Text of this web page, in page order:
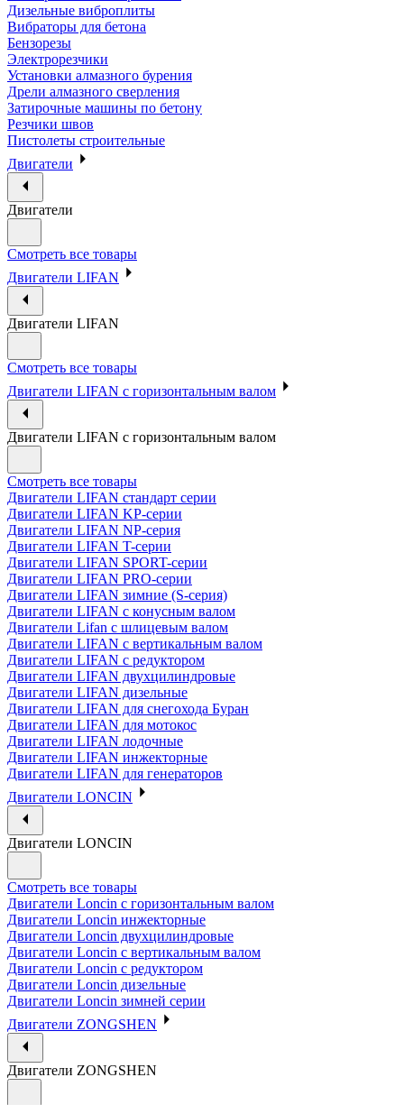
Дизельные виброплиты
Вибраторы для бетона
Бензорезы
Электрорезчики
Установки алмазного бурения
Дрели алмазного сверления
Затирочные машины по бетону
Резчики швов
Пистолеты строительные
Двигатели
Двигатели
Смотреть все товары
Двигатели LIFAN
Двигатели LIFAN
Смотреть все товары
Двигатели LIFAN с горизонтальным валом
Двигатели LIFAN с горизонтальным валом
Смотреть все товары
Двигатели LIFAN стандарт серии
Двигатели LIFAN KP-серии
Двигатели LIFAN NP-серия
Двигатели LIFAN T-серии
Двигатели LIFAN SPORT-серии
Двигатели LIFAN PRO-серии
Двигатели LIFAN зимние (S-серия)
Двигатели LIFAN с конусным валом
Двигатели Lifan с шлицевым валом
Двигатели LIFAN с вертикальным валом
Двигатели LIFAN с редуктором
Двигатели LIFAN двухцилиндровые
Двигатели LIFAN дизельные
Двигатели LIFAN для снегохода Буран
Двигатели LIFAN для мотокос
Двигатели LIFAN лодочные
Двигатели LIFAN инжекторные
Двигатели LIFAN для генераторов
Двигатели LONCIN
Двигатели LONCIN
Смотреть все товары
Двигатели Loncin с горизонтальным валом
Двигатели Loncin инжекторные
Двигатели Loncin двухцилиндровые
Двигатели Loncin с вертикальным валом
Двигатели Loncin с редуктором
Двигатели Loncin дизельные
Двигатели Loncin зимней серии
Двигатели ZONGSHEN
Двигатели ZONGSHEN